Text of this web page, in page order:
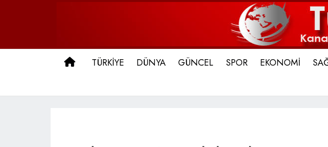
ANA SAYFA
TÜRKİYE DÜNYA GÜNCEL SPOR EKONOMİ